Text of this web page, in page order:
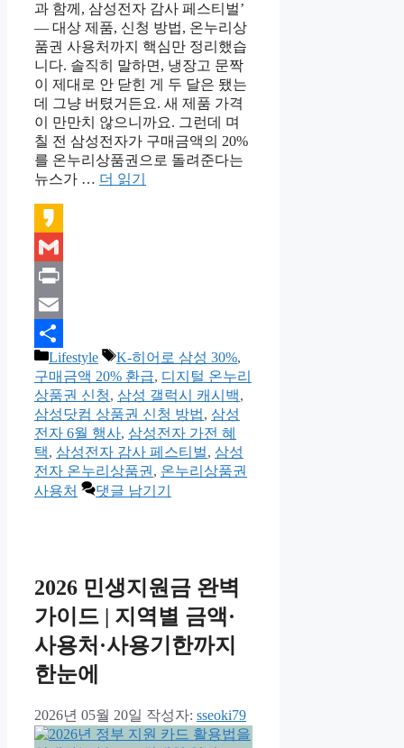
과 함께, 삼성전자 감사 페스티벌’
— 대상 제품, 신청 방법, 온누리상
품권 사용처까지 핵심만 정리했습
니다. 솔직히 말하면, 냉장고 문짝
이 제대로 안 닫힌 게 두 달은 됐는
데 그냥 버텼거든요. 새 제품 가격
이 만만치 않으니까요. 그런데 며
칠 전 삼성전자가 구매금액의 20%
를 온누리상품권으로 돌려준다는
뉴스가 … 더 읽기
Kakao
Gmail
Print
Email
Share
카
테
고
리
Lifestyle
태
그
K-히어로 삼성 30%,
구매금액 20% 환급, 디지털 온누리
상품권 신청, 삼성 갤럭시 캐시백,
삼성닷컴 상품권 신청 방법, 삼성
전자 6월 행사, 삼성전자 가전 혜
택, 삼성전자 감사 페스티벌, 삼성
전자 온누리상품권 , 온누리상품권
사용처
댓글 남기기
2026 민생지원금 완벽
가이드 | 지역별 금액·
사용처·사용기한까지
한눈에
2026년 05월 20일 작성자: sseoki79